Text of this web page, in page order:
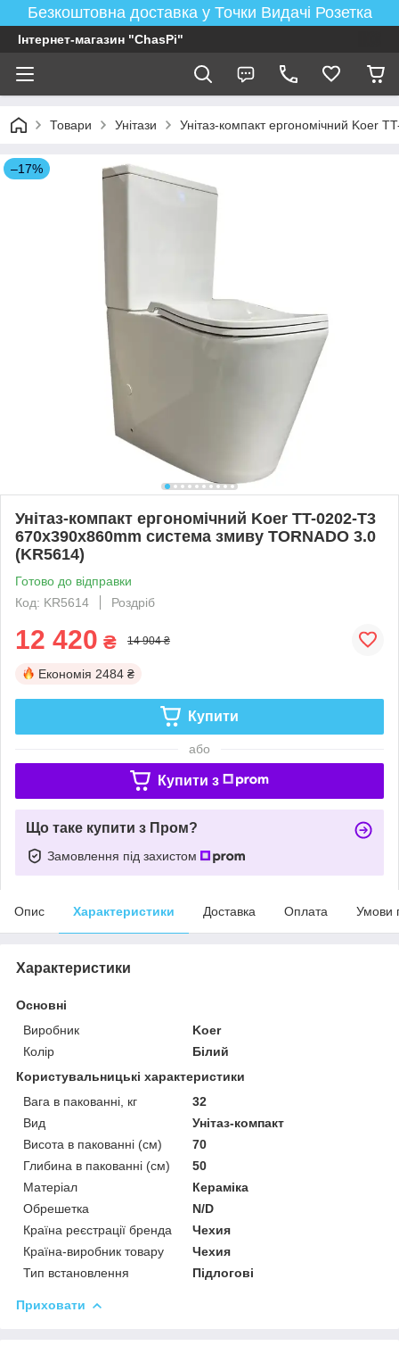
Безкоштовна доставка у Точки Видачі Розетка
Інтернет-магазин "ChasPi"
Товари Унітази Унітаз-компакт ергономічний Koer
–17%
Унітаз-компакт ергономічний Koer TT-0202-T3
670x390x860mm система змиву TORNADO 3.0
(KR5614)
Готово до відправки
Код: KR5614
Роздріб
12 420 ₴ 14 904 ₴
Економія 2484 ₴
Купити
або
Купити з
Що таке купити з Пром?
Замовлення під захистом
Опис Характеристики Доставка Оплата Умови
Характеристики
Основні
Виробник
Koer
Колір
Білий
Користувальницькі характеристики
Вага в пакованні, кг
32
Вид
Унітаз-компакт
Висота в пакованні (см)
70
Глибина в пакованні (см)
50
Матеріал
Кераміка
Обрешетка
N/D
Країна реєстрації бренда
Чехия
Країна-виробник товару
Чехия
Тип встановлення
Підлогові
Приховати